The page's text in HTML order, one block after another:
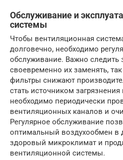
Обслуживание и
системы
Чтобы вентиляционная
долговечно, необходимо
обслуживание. Важно следить
своевременно их заменять,
фильтры снижают
стать источником
необходимо периодически
вентиляционных каналов и
Регулярное обслуживание
оптимальный воздухообмен в
здоровый микроклимат и
вентиляционной системы.